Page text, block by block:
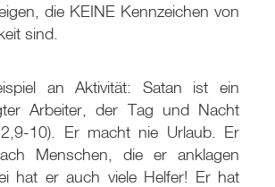
die KEINE Kennzeichen von
sind.
an Aktivität: Satan ist ein
Arbeiter, der Tag und Nacht
10). Er macht nie Urlaub. Er
Menschen, die er anklagen
hat er auch viele Helfer! Er hat